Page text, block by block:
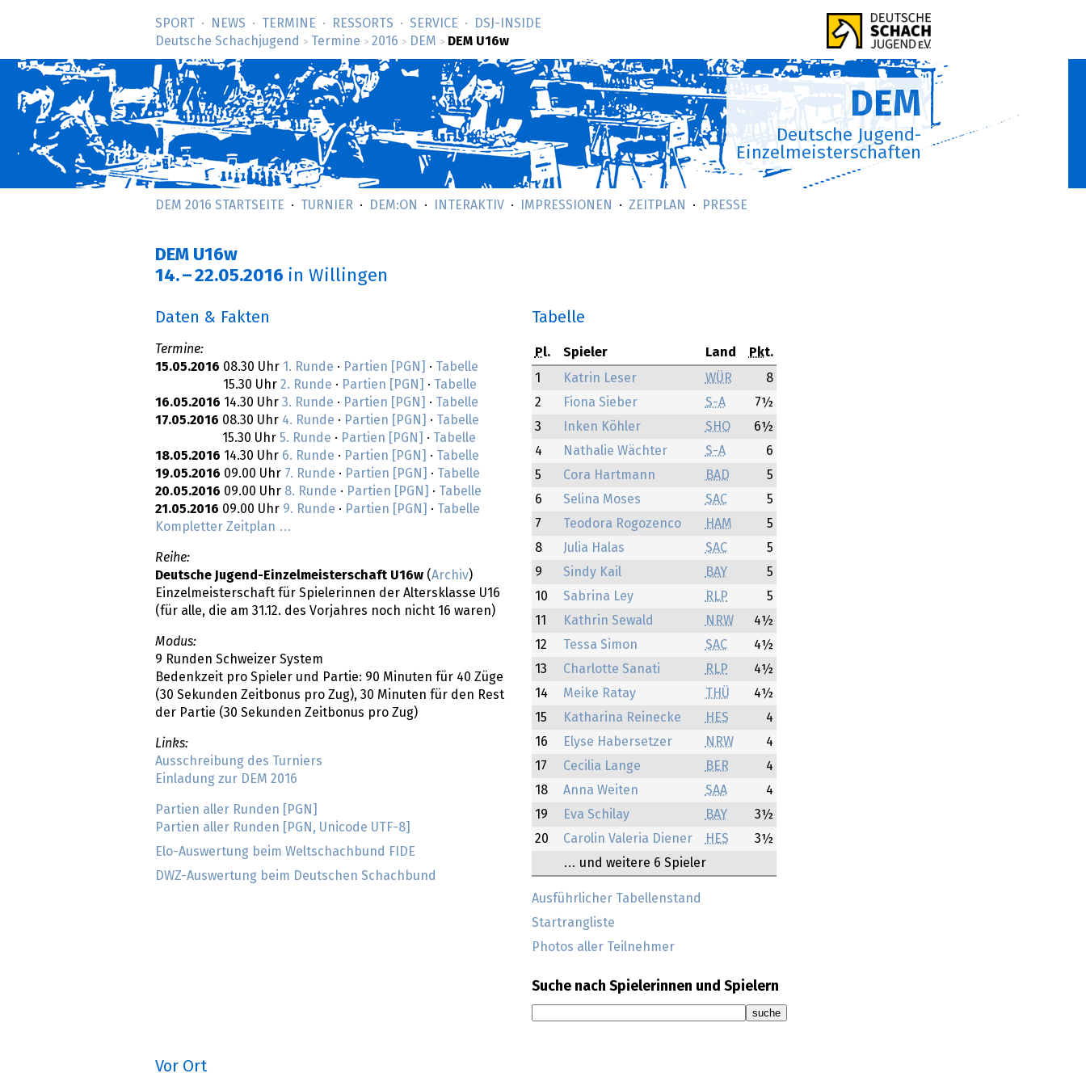
SPORT NEWS TERMINE RESSORTS SERVICE
DSJ-­INSIDE
Deutsche Schachjugend
> Termine > 2016 > DEM > DEM U16w
DEM
Deutsche Jugend-
Einzelmeisterschaften
DEM 2016 STARTSEITE TURNIER DEM:ON INTERAKTIV IMPRESSIONEN ZEITPLAN PRESSE
DEM U16w
14.–22.05.2016 in Willingen
Daten & Fakten
Termine:
15.05.2016 08.30 Uhr 1. Runde · Partien [PGN] · Tabelle
15.30 Uhr 2. Runde · Partien [PGN] · Tabelle
16.05.2016 14.30 Uhr 3. Runde · Partien [PGN] · Tabelle
17.05.2016 08.30 Uhr 4. Runde · Partien [PGN] · Tabelle
15.30 Uhr 5. Runde · Partien [PGN] · Tabelle
18.05.2016 14.30 Uhr 6. Runde · Partien [PGN] · Tabelle
19.05.2016 09.00 Uhr 7. Runde · Partien [PGN] · Tabelle
20.05.2016 09.00 Uhr 8. Runde · Partien [PGN] · Tabelle
21.05.2016 09.00 Uhr 9. Runde · Partien [PGN] · Tabelle
Kompletter Zeitplan …
Reihe:
Deutsche Jugend-Einzelmeisterschaft U16w (Archiv)
Einzelmeisterschaft für Spielerinnen der Altersklasse U16
(für alle, die am 31.12. des Vorjahres noch nicht 16 waren)
Modus:
9 Runden Schweizer System
Bedenkzeit pro Spieler und Partie: 90 Minuten für 40 Züge
(30 Sekunden Zeitbonus pro Zug), 30 Minuten für den Rest
der Partie (30 Sekunden Zeitbonus pro Zug)
Links:
Ausschreibung des Turniers
Einladung zur DEM 2016
Partien aller Runden [PGN]
Partien aller Runden [PGN, Unicode UTF-8]
Elo-Auswertung beim Weltschachbund FIDE
DWZ-Auswertung beim Deutschen Schachbund
Tabelle
Pl. Spieler Land
Pkt.
1
Katrin Leser WÜR
8
2
Fiona Sieber S-A
7½
3
Inken Köhler SHO
6½
4
Nathalie Wächter S-A
6
5
Cora Hartmann BAD
5
6
Selina Moses SAC
5
7
Teodora Rogozenco HAM
5
8
Julia Halas SAC
5
9
Sindy Kail BAY
5
10
Sabrina Ley RLP
5
11
Kathrin Sewald NRW
4½
12
Tessa Simon SAC
4½
13
Charlotte Sanati RLP
4½
14
Meike Ratay THÜ
4½
15
Katharina Reinecke HES
4
16
Elyse Habersetzer NRW
4
17
Cecilia Lange BER
4
18
Anna Weiten SAA
4
19
Eva Schilay BAY
3½
20
Carolin Valeria Diener HES
3½
… und weitere 6 Spieler
Ausführlicher Tabellenstand
Startrangliste
Photos aller Teilnehmer
Suche nach Spielerinnen und Spielern
Vor Ort